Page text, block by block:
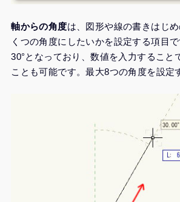
軸からの角度は、図形や線の書きはじ
くつの角度にしたいかを設定する項目
30°となっており、数値を入力すること
ことも可能です。最大8つの角度を設定